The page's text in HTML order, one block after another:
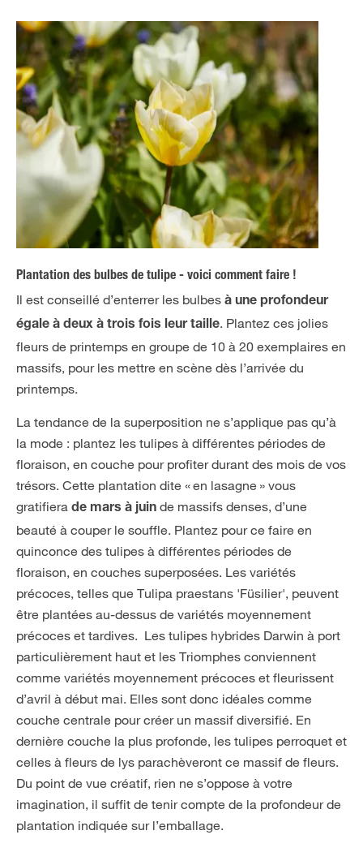
Plantation des bulbes de tulipe - voici comment faire !
Il est conseillé d’enterrer les bulbes à une profondeur
égale à deux à trois fois leur taille. Plantez ces jolies
fleurs de printemps en groupe de 10 à 20 exemplaires en
massifs, pour les mettre en scène dès l’arrivée du
printemps.
La tendance de la superposition ne s’applique pas qu’à
la mode : plantez les tulipes à différentes périodes de
floraison, en couche pour profiter durant des mois de vos
trésors. Cette plantation dite « en lasagne » vous
gratifiera de mars à juin de massifs denses, d’une
beauté à couper le souffle. Plantez pour ce faire en
quinconce des tulipes à différentes périodes de
floraison, en couches superposées. Les variétés
précoces, telles que Tulipa praestans 'Füsilier', peuvent
être plantées au-dessus de variétés moyennement
précoces et tardives. Les tulipes hybrides Darwin à port
particulièrement haut et les Triomphes conviennent
comme variétés moyennement précoces et fleurissent
d’avril à début mai. Elles sont donc idéales comme
couche centrale pour créer un massif diversifié. En
dernière couche la plus profonde, les tulipes perroquet et
celles à fleurs de lys parachèveront ce massif de fleurs.
Du point de vue créatif, rien ne s’oppose à votre
imagination, il suffit de tenir compte de la profondeur de
plantation indiquée sur l’emballage.